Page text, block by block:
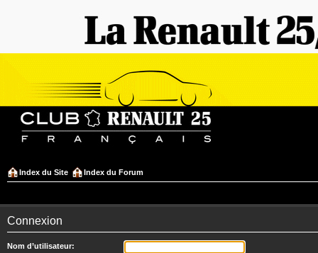
Index du Site Index du Forum
Connexion
Nom d’utilisateur: